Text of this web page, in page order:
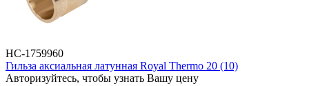
НС-1759960
Гильза аксиальная латунная Royal Thermo 20 (10)
Авторизуйтесь, чтобы узнать Вашу цену